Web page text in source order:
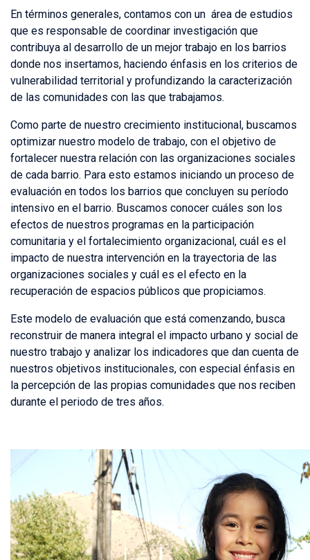
En términos generales, contamos con un área de estudios
que es responsable de coordinar investigación que
contribuya al desarrollo de un mejor trabajo en los barrios
donde nos insertamos, haciendo énfasis en los criterios de
vulnerabilidad territorial y profundizando la caracterización
de las comunidades con las que trabajamos.
Como parte de nuestro crecimiento institucional, buscamos
optimizar nuestro modelo de trabajo, con el objetivo de
fortalecer nuestra relación con las organizaciones sociales
de cada barrio. Para esto estamos iniciando un proceso de
evaluación en todos los barrios que concluyen su período
intensivo en el barrio. Buscamos conocer cuáles son los
efectos de nuestros programas en la participación
comunitaria y el fortalecimiento organizacional, cuál es el
impacto de nuestra intervención en la trayectoria de las
organizaciones sociales y cuál es el efecto en la
recuperación de espacios públicos que propiciamos.
Este modelo de evaluación que está comenzando, busca
reconstruir de manera integral el impacto urbano y social de
nuestro trabajo y analizar los indicadores que dan cuenta de
nuestros objetivos institucionales, con especial énfasis en
la percepción de las propias comunidades que nos reciben
durante el periodo de tres años.